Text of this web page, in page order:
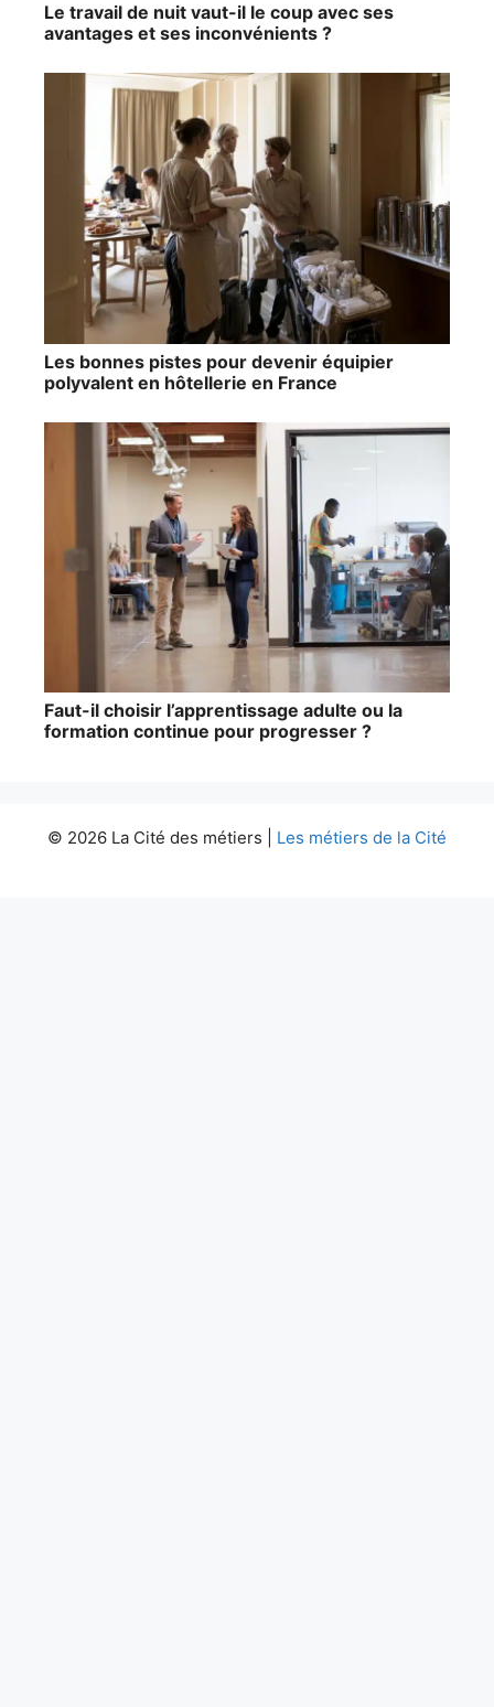
Le travail de nuit vaut-il le coup avec ses
avantages et ses inconvénients ?
Les bonnes pistes pour devenir équipier
polyvalent en hôtellerie en France
Faut-il choisir l’apprentissage adulte ou la
formation continue pour progresser ?
© 2026 La Cité des métiers | Les métiers de la Cité